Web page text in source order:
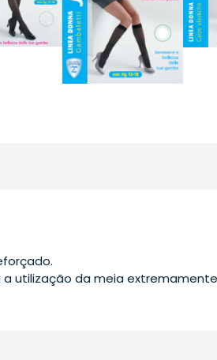
utilização da meia